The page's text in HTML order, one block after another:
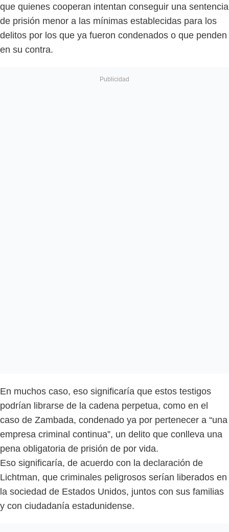
que quienes cooperan intentan conseguir una sentencia
de prisión menor a las mínimas establecidas para los
delitos por los que ya fueron condenados o que penden
en su contra.
En muchos caso, eso significaría que estos testigos
podrían librarse de la cadena perpetua, como en el
caso de Zambada, condenado ya por pertenecer a “una
empresa criminal continua”, un delito que conlleva una
pena obligatoria de prisión de por vida.
Eso significaría, de acuerdo con la declaración de
Lichtman, que criminales peligrosos serían liberados en
la sociedad de Estados Unidos, juntos con sus familias
y con ciudadanía estadunidense.